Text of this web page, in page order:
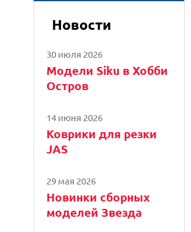
Новости
30 июля 2026
Модели Siku в Хобби
Остров
14 июня 2026
Коврики для резки
JAS
29 мая 2026
Новинки сборных
моделей Звезда